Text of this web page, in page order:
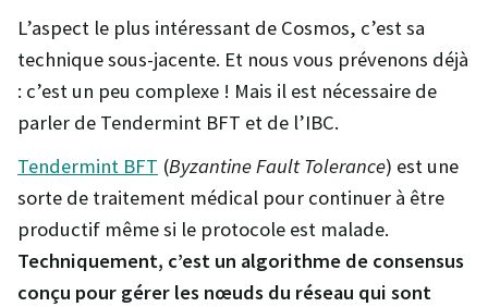
L’aspect le plus intéressant de Cosmos, c’est sa
technique sous-jacente. Et nous vous prévenons déjà
: c’est un peu complexe ! Mais il est nécessaire de
parler de Tendermint BFT et de l’IBC.
Tendermint BFT (Byzantine Fault Tolerance) est une
sorte de traitement médical pour continuer à être
productif même si le protocole est malade.
Techniquement, c’est un algorithme de consensus
conçu pour gérer les nœuds du réseau qui sont